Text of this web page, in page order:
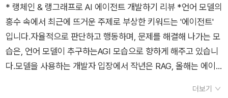
추천하는 이유:LLM과 AI 에이전트의 최신 흐름을 한눈에 파악
할 수 있습니다.직접 구현하면서 학습하는 실습 중심 구성으로,
이론과 실전을 함께 익힐 수 있습니다.다양한 프레임워크를 직접
체험할 수 있어, 이후 실무 활용이나 프로젝트 응용에 유리합니
다.에이전트 설계, 성능평가, 서비스화에 이르는 전 과정을 다룹
할 수 있다는 것이 특징이지만, 그만큼 서비스 제공에 있어 자유
도가 떨어지고 학습에 활용할 자료를 클라우드에 업로드해야 하
는 제약 사항이 발생한다. 하지만 노코드 기반의 서비스 구현을
원하는 일반인에게는 꽤 쓸만한 선택지가 될 수 있다.코랩에서 실
습하기 때문에 이 책은 특히 비전공자나 프로그래밍을 잘 모르는
떤 버튼을 눌러야 하는지까지 상세하게 안내하고 있어 사실 프로
* 랭체인 & 랭그래프로 AI 에이전트 개발하기 리뷰 *언어 모델의
홍수 속에서 최근에 뜨거운 주제로 부상한 키워드는 '에이전트'
입니다.자율적으로 판단하고 행동하며, 문제를 해결해 나가는 모
습은, 언어 모델이 추구하는AGI 모습으로 향하게 해주고 있습니
다.모델을 사용하는 개발자 입장에서 작년은 RAG, 올해는 에이
이 책은, 에이전트라는 용어에 익숙하지 않은 혹은 처음 들어본
더보기